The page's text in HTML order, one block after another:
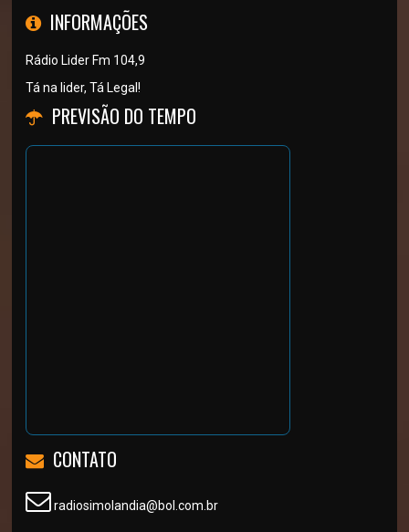
INFORMAÇÕES
Rádio Lider Fm 104,9
Tá na lider, Tá Legal!
PREVISÃO DO TEMPO
CONTATO
radiosimolandia@bol.com.br